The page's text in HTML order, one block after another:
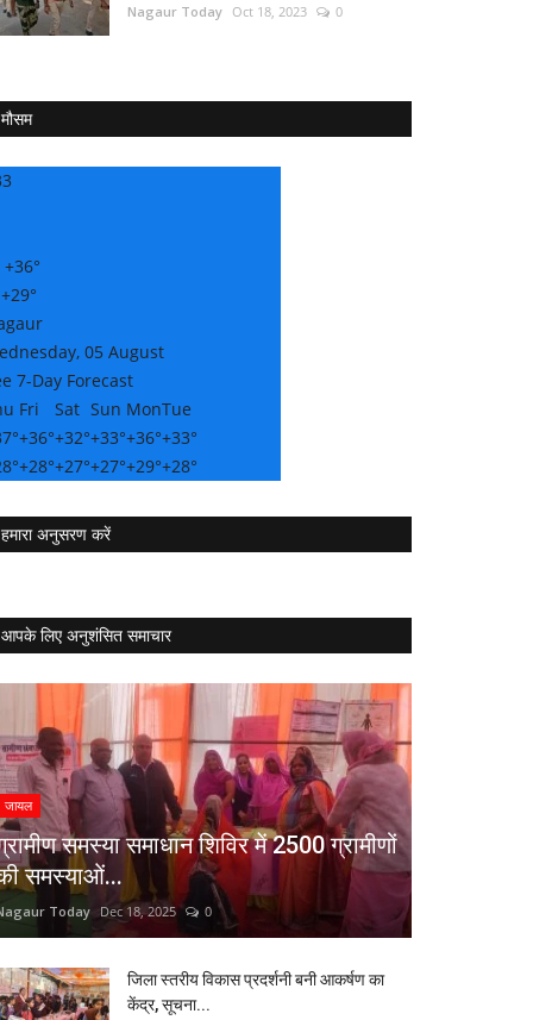
Nagaur Today Oct 18, 2023 0
मौसम
+36°
+29°
05 August
7-Day Forecast
Fri Sat Sun MonTue
+36°+32°+33°+36°+33°
+28°+27°+27°+29°+28°
हमारा अनुसरण करें
आपके लिए अनुशंसित समाचार
जायल
समस्या समाधान शिविर में 2500 ग्रामीणों
समस्याओं...
Today Dec 18, 2025 0
जिला स्तरीय विकास प्रदर्शनी बनी आकर्षण का
केंद्र, सूचना...